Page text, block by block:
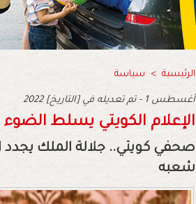
الرئيسية > سياسة
2022 أغسطس 1 - تم تعديله في [التاريخ]
الإعلام الكويتي يسلط
صحفي كويتي.. جلالة الملك
شعبه